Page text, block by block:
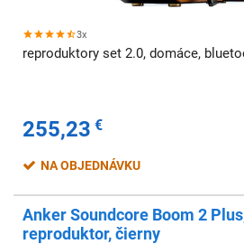
3x
reproduktory set 2.0, domáce,
255,23 €
NA OBJEDNÁVKU
Anker Soundcore Boom 2
reproduktor, čierny